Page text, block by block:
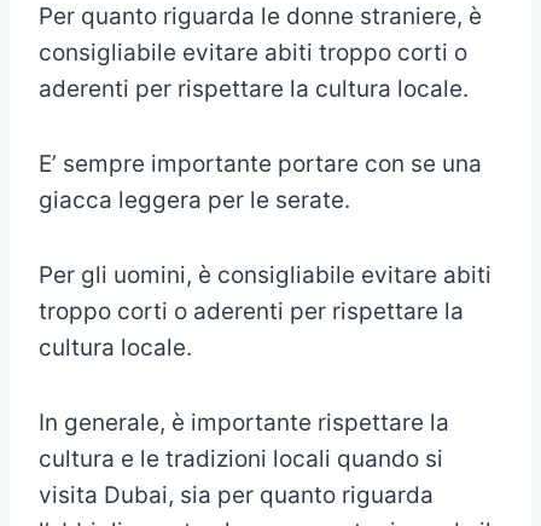
Per quanto riguarda le donne straniere, è
consigliabile evitare abiti troppo corti o
aderenti per rispettare la cultura locale.
E’ sempre importante portare con se una
giacca leggera per le serate.
Per gli uomini, è consigliabile evitare abiti
troppo corti o aderenti per rispettare la
cultura locale.
In generale, è importante rispettare la
cultura e le tradizioni locali quando si
visita Dubai, sia per quanto riguarda